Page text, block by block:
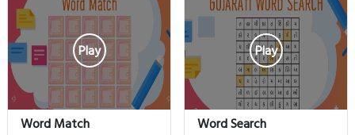
Play
Word Match
Play
Word Search